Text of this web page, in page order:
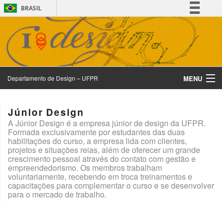
BRASIL
Simplifique!
Comunica BR
Participe
Acesso à informação
Departamento de Design – UFPR MENU
Corpo Docente
Departamento de Design
Design e Sustentabilidade
Divulgação
Júnior Design
A Júnior Design é a empresa júnior de design da UFPR.
Formada exclusivamente por estudantes das duas
habilitações do curso, a empresa lida com clientes,
projetos e situações reias, além de oferecer um grande
crescimento pessoal através do contato com gestão e
empreendedorismo. Os membros trabalham
voluntariamente, recebendo em troca treinamentos e
capacitações para complementar o curso e se desenvolver
para o mercado de trabalho.